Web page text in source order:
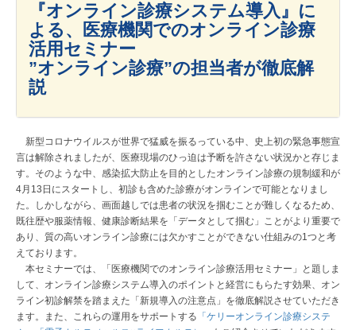
『オンライン診療システム導入』に
よる、医療機関でのオンライン診療
活用セミナー
”オンライン診療”の担当者が徹底解
説
新型コロナウイルスが世界で猛威を振るっている中、史上初の緊急事態宣
言は解除されましたが、医療現場のひっ迫は予断を許さない状況かと存じま
す。そのような中、感染拡大防止を目的としたオンライン診療の規制緩和が
4月13日にスタートし、初診も含めた診療がオンラインで可能となりまし
た。しかしながら、画面越しでは患者の状況を掴むことが難しくなるため、
既往歴や服薬情報、健康診断結果を「データとして掴む」ことがより重要で
あり、質の高いオンライン診療には欠かすことができない仕組みの1つと考
えております。
本セミナーでは、「医療機関でのオンライン診療活用セミナー」と題しま
して、オンライン診療システム導入のポイントと経営にもらたす効果、オン
ライン初診解禁を踏まえた「新規導入の注意点」を徹底解説させていただき
ます。また、これらの運用をサポートする 「ケリーオンライン診療システ